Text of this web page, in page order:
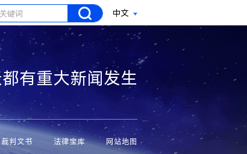
中文
有重大新闻发生
裁判文书 法律宝库 网站地图